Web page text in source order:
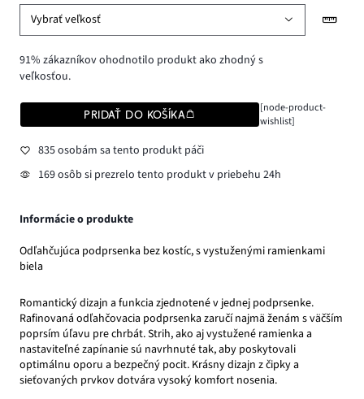
Vybrať veľkosť
91% zákazníkov ohodnotilo produkt ako zhodný s
veľkosťou.
PRIDAŤ DO KOŠÍKA
[node-product-
wishlist]
835 osobám sa tento produkt páči
169 osôb si prezrelo tento produkt v priebehu 24h
Informácie o produkte
Odľahčujúca podprsenka bez kostíc, s vystuženými ramienkami
biela
Romantický dizajn a funkcia zjednotené v jednej podprsenke.
Rafinovaná odľahčovacia podprsenka zaručí najmä ženám s väčším
poprsím úľavu pre chrbát. Strih, ako aj vystužené ramienka a
nastaviteľné zapínanie sú navrhnuté tak, aby poskytovali
optimálnu oporu a bezpečný pocit. Krásny dizajn z čipky a
sieťovaných prvkov dotvára vysoký komfort nosenia.